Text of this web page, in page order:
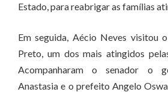
Estado, para reabrigar as famílias
Em seguida, Aécio Neves visitou
Preto, um dos mais atingidos
Acompanharam o senador o
Anastasia e o prefeito Angelo